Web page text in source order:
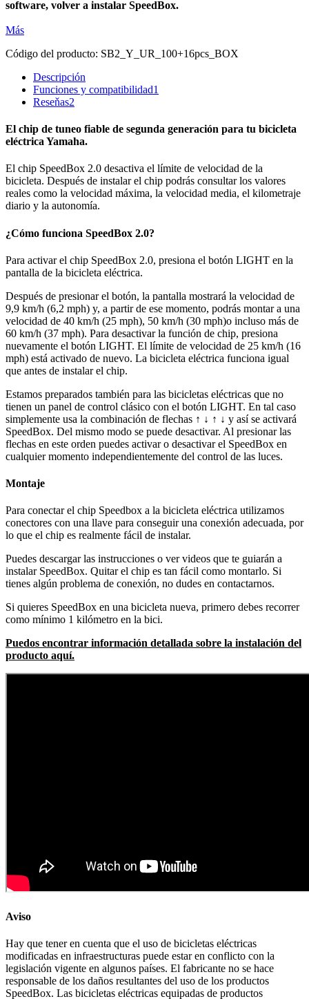
software, volver a instalar SpeedBox.
Más
Código del producto: SB2_Y_UR_100+16pcs_BOX
Descripción
Funciones y compatibilidad1
Reseňas2
El chip de tuneo fiable de segunda generación para tu bicicleta
eléctrica Yamaha.
El chip SpeedBox 2.0 desactiva el límite de velocidad de la
bicicleta. Después de instalar el chip podrás consultar los valores
reales como la velocidad máxima, la velocidad media, el kilometraje
diario y la autonomía.
¿Cómo funciona SpeedBox 2.0?
Para activar el chip SpeedBox 2.0, presiona el botón LIGHT en la
pantalla de la bicicleta eléctrica.
Después de presionar el botón, la pantalla mostrará la velocidad de
9,9 km/h (6,2 mph) y, a partir de ese momento, podrás montar a una
velocidad de 40 km/h (25 mph), 50 km/h (30 mph)o incluso más de
60 km/h (37 mph). Para desactivar la función de chip, presiona
nuevamente el botón LIGHT. El límite de velocidad de 25 km/h (16
mph) está activado de nuevo. La bicicleta eléctrica funciona igual
que antes de instalar el chip.
Estamos preparados también para las bicicletas eléctricas que no
tienen un panel de control clásico con el botón LIGHT. En tal caso
simplemente usa la combinación de flechas ↑ ↓ ↑ ↓ y así se activará
SpeedBox. Del mismo modo se puede desactivar. Al presionar las
flechas en este orden puedes activar o desactivar el SpeedBox en
cualquier momento independientemente del control de las luces.
Montaje
Para conectar el chip Speedbox a la bicicleta eléctrica utilizamos
conectores con una llave para conseguir una conexión adecuada, por
lo que el chip es realmente fácil de instalar.
Puedes descargar las instrucciones o ver videos que te guiarán a
instalar SpeedBox. Quitar el chip es tan fácil como montarlo. Si
tienes algún problema de conexión, no dudes en contactarnos.
Si quieres SpeedBox en una bicicleta nueva, primero debes recorrer
como mínimo 1 kilómetro en la bici.
Puedos encontrar información detallada sobre la instalación del
producto aquí.
Aviso
Hay que tener en cuenta que el uso de bicicletas eléctricas
modificadas en infraestructuras puede estar en conflicto con la
legislación vigente en algunos países. El fabricante no se hace
responsable de los daños resultantes del uso de los productos
SpeedBox. Las bicicletas eléctricas equipadas de productos